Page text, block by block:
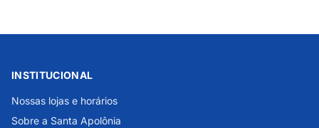
INSTITUCIONAL
Nossas lojas e horários
Sobre a Santa Apolônia